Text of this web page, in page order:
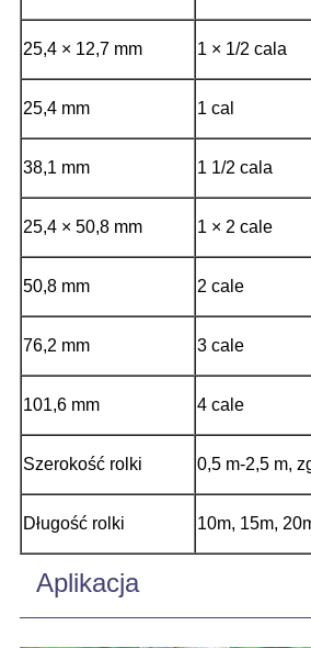
25,4 × 12,7 mm 1 × 1/2 cala
25,4 mm 1 cal
38,1 mm 1 1/2 cala
25,4 × 50,8 mm 1 × 2 cale
50,8 mm 2 cale
76,2 mm 3 cale
101,6 mm 4 cale
Szerokość rolki 0,5 m-2,5 m,
Długość rolki 10m, 15m,
Aplikacja